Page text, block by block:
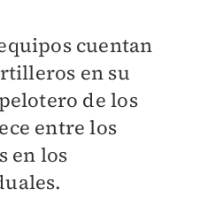
cuentan
en su
de los
entre los
en los